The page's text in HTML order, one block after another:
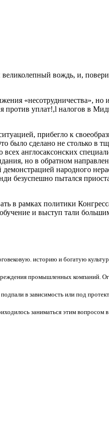
вождь, и,
«несотрудничества»,
против уплат!,l налогов в
прибегло к
было сделано не столько в
англосаксонских
но в обратном
народного
безуспешно пытался
в рамках политики
и выступ тали
историю и богатую
промышленных компаний.
в зависимость или под
заниматься этим вопросом